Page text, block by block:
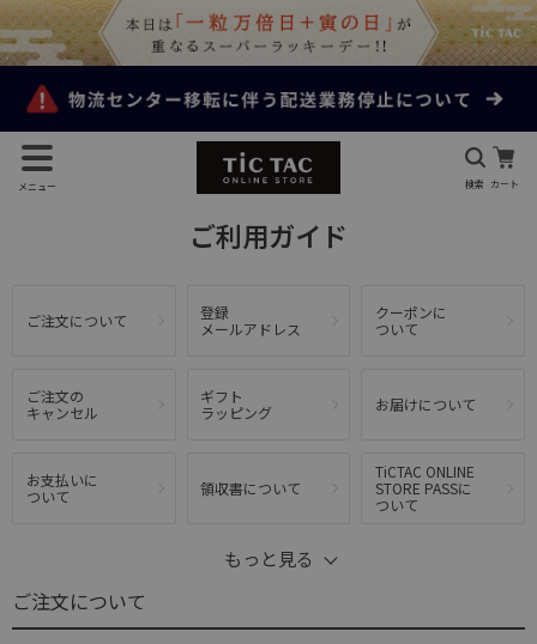
メニュー 検索 カート
ご利用ガイド
ご注文について
登録
メールアドレス
クーポンに
ついて
ご注文の
キャンセル
ギフト
ラッピング
お届けについて
お支払いに
ついて
領収書について
TiCTAC ONLINE
STORE PASSに
ついて
もっと見る
ご注文について